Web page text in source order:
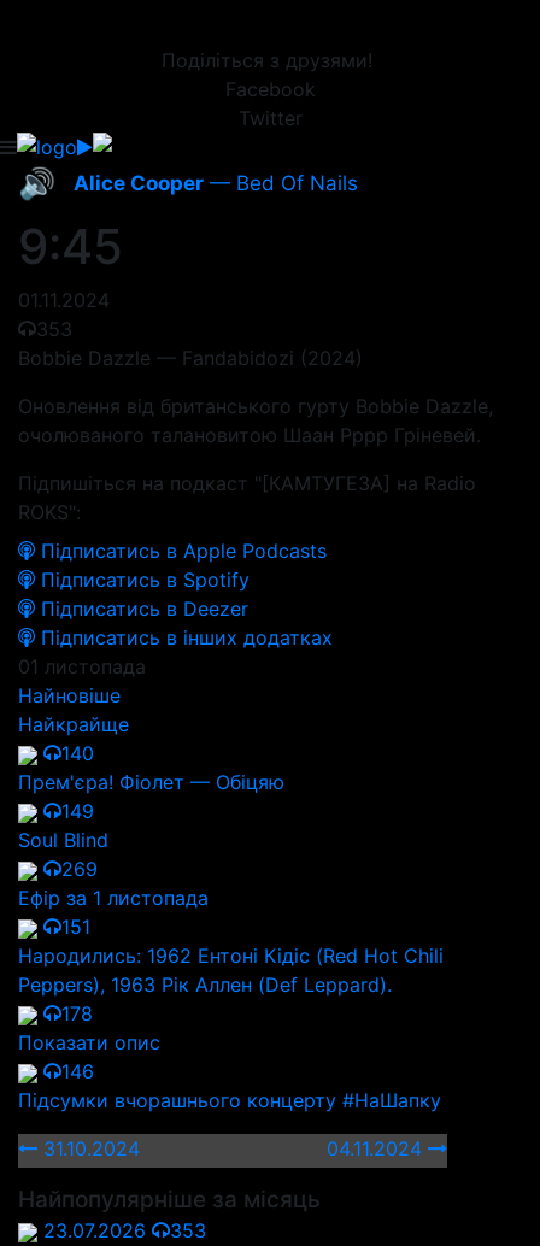
Поділіться з друзями!
Facebook
Twitter
🔊 Alice Cooper — Bed Of Nails
9:45
01.11.2024
353
Bobbie Dazzle — Fandabidozi (2024)
Оновлення від британського гурту Bobbie Dazzle,
очолюваного талановитою Шаан Рррр Гріневей.
Підпишіться на подкаст "[КАМТУГЕЗА] на Radio
ROKS":
Підписатись в Apple Podcasts
Підписатись в Spotify
Підписатись в Deezer
Підписатись в інших додатках
01 листопада
Найновіше
Найкрайще
140
Прем'єра! Фіолет — Обіцяю
149
Soul Blind
269
Ефір за 1 листопада
151
Народились: 1962 Ентоні Кідіс (Red Hot Chili
Peppers), 1963 Рік Аллен (Def Leppard).
178
Показати опис
146
Підсумки вчорашнього концерту #НаШапку
31.10.2024
04.11.2024
Найпопулярніше за місяць
23.07.2026
353